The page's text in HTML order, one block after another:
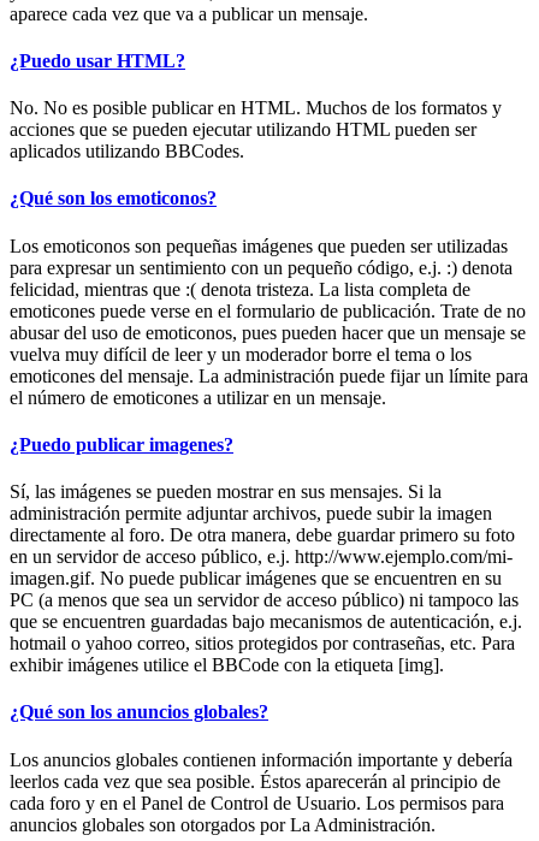
aparece cada vez que va a publicar un mensaje.
¿Puedo usar HTML?
No. No es posible publicar en HTML. Muchos de los formatos y
acciones que se pueden ejecutar utilizando HTML pueden ser
aplicados utilizando BBCodes.
¿Qué son los emoticonos?
Los emoticonos son pequeñas imágenes que pueden ser utilizadas
para expresar un sentimiento con un pequeño código, e.j. :) denota
felicidad, mientras que :( denota tristeza. La lista completa de
emoticones puede verse en el formulario de publicación. Trate de no
abusar del uso de emoticonos, pues pueden hacer que un mensaje se
vuelva muy difícil de leer y un moderador borre el tema o los
emoticones del mensaje. La administración puede fijar un límite para
el número de emoticones a utilizar en un mensaje.
¿Puedo publicar imagenes?
Sí, las imágenes se pueden mostrar en sus mensajes. Si la
administración permite adjuntar archivos, puede subir la imagen
directamente al foro. De otra manera, debe guardar primero su foto
en un servidor de acceso público, e.j. http://www.ejemplo.com/mi-
imagen.gif. No puede publicar imágenes que se encuentren en su
PC (a menos que sea un servidor de acceso público) ni tampoco las
que se encuentren guardadas bajo mecanismos de autenticación, e.j.
hotmail o yahoo correo, sitios protegidos por contraseñas, etc. Para
exhibir imágenes utilice el BBCode con la etiqueta [img].
¿Qué son los anuncios globales?
Los anuncios globales contienen información importante y debería
leerlos cada vez que sea posible. Éstos aparecerán al principio de
cada foro y en el Panel de Control de Usuario. Los permisos para
anuncios globales son otorgados por La Administración.